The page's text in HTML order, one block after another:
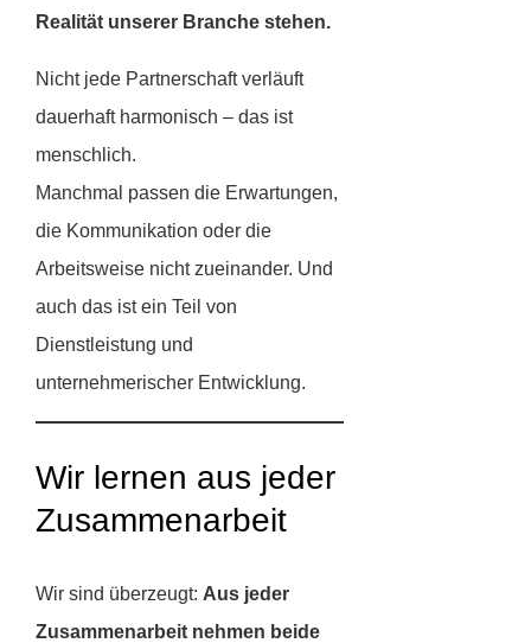
Realität unserer Branche stehen.
Nicht jede Partnerschaft verläuft
dauerhaft harmonisch – das ist
menschlich.
Manchmal passen die Erwartungen,
die Kommunikation oder die
Arbeitsweise nicht zueinander. Und
auch das ist ein Teil von
Dienstleistung und
unternehmerischer Entwicklung.
Wir lernen aus jeder
Zusammenarbeit
Wir sind überzeugt: Aus jeder
Zusammenarbeit nehmen beide